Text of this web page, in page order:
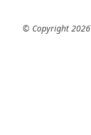
© Copyright2026